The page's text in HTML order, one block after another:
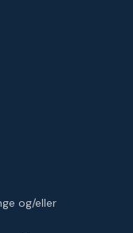
og/eller